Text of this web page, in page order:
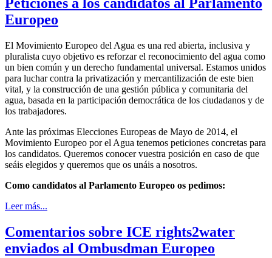
Europeo
El Movimiento Europeo del Agua es una red abierta, inclusiva y
pluralista cuyo objetivo es reforzar el reconocimiento del agua como
un bien común y un derecho fundamental universal. Estamos unidos
para luchar contra la privatización y mercantilización de este bien
vital, y la construcción de una gestión pública y comunitaria del
agua, basada en la participación democrática de los ciudadanos y de
los trabajadores.
Ante las próximas Elecciones Europeas de Mayo de 2014, el
Movimiento Europeo por el Agua tenemos peticiones concretas para
los candidatos. Queremos conocer vuestra posición en caso de que
seáis elegidos y queremos que os unáis a nosotros.
Como candidatos al Parlamento Europeo os pedimos:
Leer más...
Comentarios sobre ICE rights2water
enviados al Ombusdman Europeo